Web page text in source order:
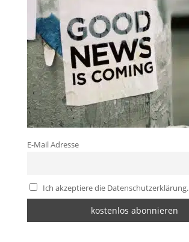
E-Mail Adresse
Ich akzeptiere die Datenschutzerklärung.